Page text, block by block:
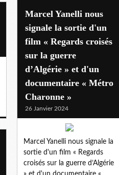
Marcel Yanelli nous
signale la sortie d'un
film « Regards croisés
sur la guerre
d’Algérie » et d'un
documentaire « Métro
Charonne »
26 Janvier 2024
Marcel Yanelli nous signale la
sortie d'un film « Regards
croisés sur la guerre d’Algérie